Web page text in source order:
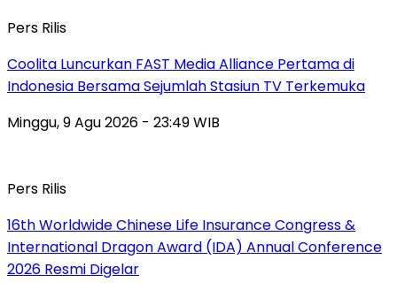
Pers Rilis
Coolita Luncurkan FAST Media Alliance Pertama di
Indonesia Bersama Sejumlah Stasiun TV Terkemuka
Minggu, 9 Agu 2026 - 23:49 WIB
Pers Rilis
16th Worldwide Chinese Life Insurance Congress &
International Dragon Award (IDA) Annual Conference
2026 Resmi Digelar